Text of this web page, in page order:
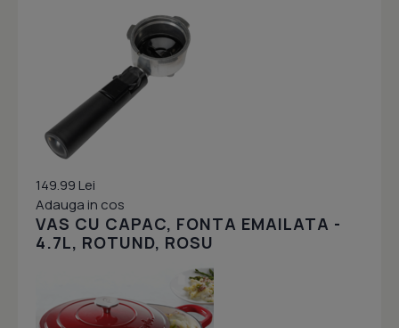
149.99 Lei
Adauga in cos
VAS CU CAPAC, FONTA EMAILATA -
4.7L, ROTUND, ROSU